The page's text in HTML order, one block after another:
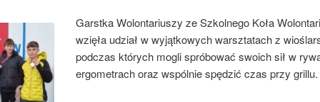
Garstka Wolontariuszy ze Szkolnego Koła
wzięła udział w wyjątkowych warsztatach z
podczas których mogli spróbować swoich sił w
ergometrach oraz wspólnie spędzić czas przy grillu.